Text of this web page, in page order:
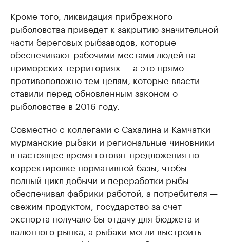
Кроме того, ликвидация прибрежного
рыболовства приведет к закрытию значительной
части береговых рыбзаводов, которые
обеспечивают рабочими местами людей на
приморских территориях — а это прямо
противоположно тем целям, которые власти
ставили перед обновленным законом о
рыболовстве в 2016 году.
Совместно с коллегами с Сахалина и Камчатки
мурманские рыбаки и региональные чиновники
в настоящее время готовят предложения по
корректировке нормативной базы, чтобы
полный цикл добычи и переработки рыбы
обеспечивал фабрики работой, а потребителя —
свежим продуктом, государство за счет
экспорта получало бы отдачу для бюджета и
валютного рынка, а рыбаки могли выстроить